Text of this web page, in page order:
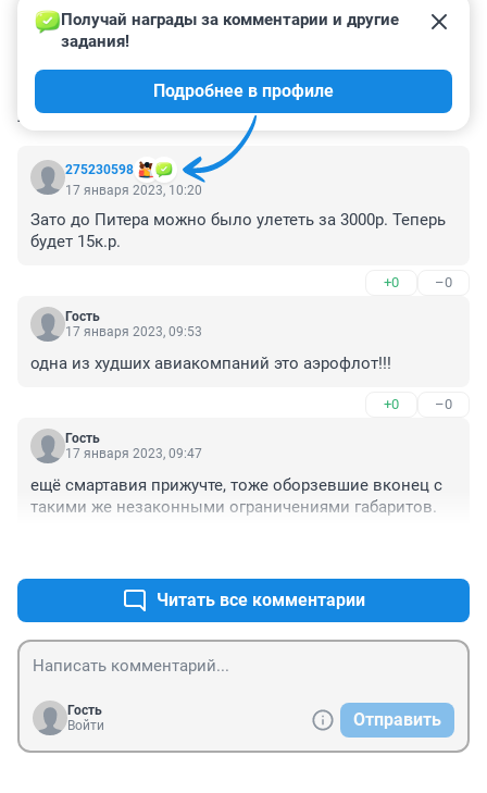
КОММЕНТАРИИ 9
275230598
Получай награды за комментарии и другие
задания!
Подробнее в профиле
17 января 2023, 10:20
Зато до Питера можно было улететь за 3000р. Теперь
будет 15к.р.
+0 –0
Гость
17 января 2023, 09:53
одна из худших авиакомпаний это аэрофлот!!!
+0 –0
Гость
17 января 2023, 09:47
ещё смартавия прижучте, тоже оборзевшие вконец с
такими же незаконными ограничениями габаритов.
Читать все комментарии
Гость
Войти
Отправить